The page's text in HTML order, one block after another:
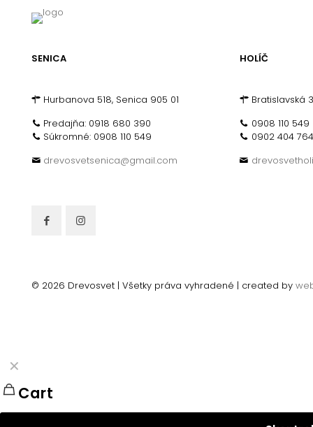
SENICA
Hurbanova 518, Senica 905 01
Predajňa: 0918 680 390
Súkromné: 0908 110 549
drevosvetsenica@gmail.com
HOLÍČ
Bratislavská
0908 110 549
0902 404 764
© 2026 Drevosvet | Všetky práva vyhradené | created by
✕
Cart